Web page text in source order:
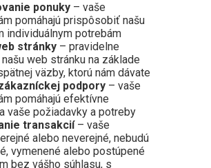
ponuky – vaše
pomáhajú prispôsobiť našu
individuálnym potrebám
stránky – pravidelne
web stránku na základe
väzby, ktorú nám dávate
podpory – vaše
pomáhajú efektívne
vaše požiadavky a potreby
transakcií– vaše
alebo neverejné, nebudú
vymenené alebo postúpené
bez vášho súhlasu, s